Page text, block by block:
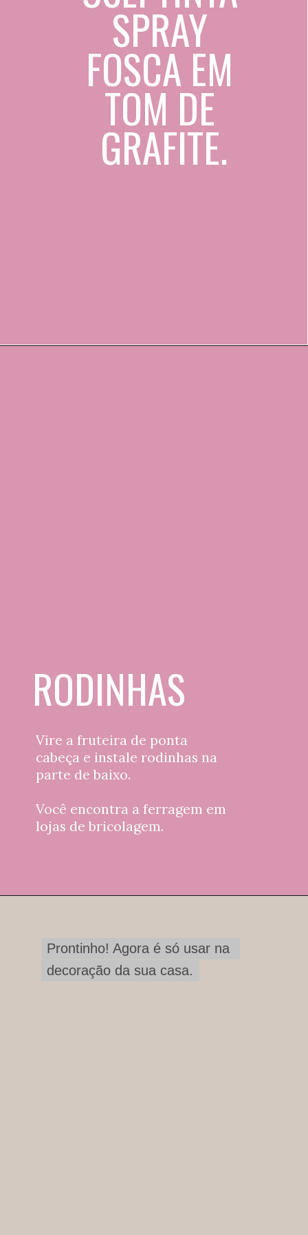
SPRAY
FOSCA EM
TOM DE
GRAFITE.
RODINHAS
Vire a fruteira de ponta
cabeça e instale rodinhas na
parte de baixo.
Você encontra a ferragem em
lojas de bricolagem.
Prontinho! Agora é só usar na
decoração da sua casa.
Prontinho! Agora é só usar na
decoração da sua casa.